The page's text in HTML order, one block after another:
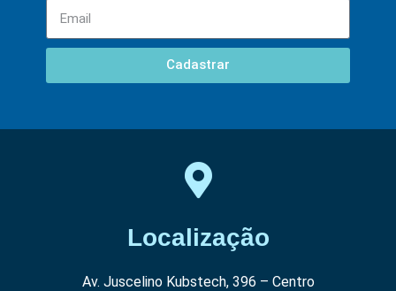
Cadastrar
Localização
Av. Juscelino Kubstech, 396 – Centro